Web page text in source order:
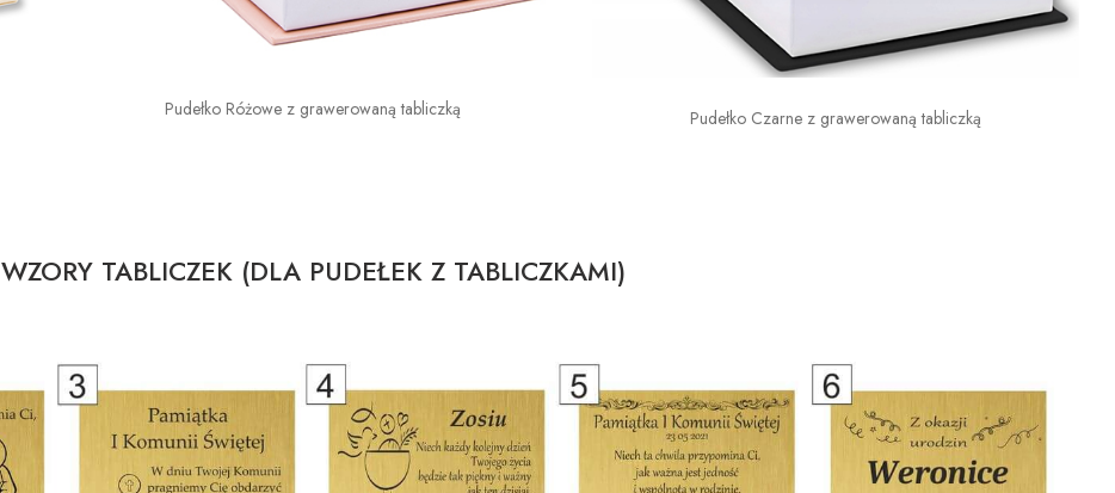
Pudełko Różowe z grawerowaną tabliczką Pudełko Czarne z grawerowaną tabliczką
WZORY TABLICZEK (DLA PUDEŁEK Z TABLICZKAMI)